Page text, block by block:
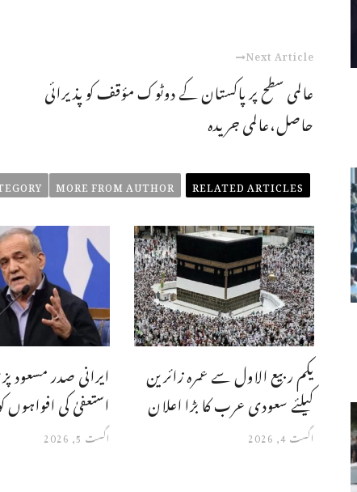
Next Article
عالمی سطح پر پاکستان کے دوٹوک مؤقف کو پذیرائی
حاصل،عالمی جریدہ
RELATED ARTICLES
MORE FROM AUTHOR
ایرانی صدر مسعود
استعفیٰ کی افواہوں
اگست 5, 2026
یکم ربیع الاول سے عمرہ زائرین
کیلئے سعودی عرب کا بڑا اعلان
اگست 4, 2026